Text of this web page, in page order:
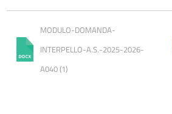
MODULO-DOMANDA-
INTERPELLO-A.S.-2025-2026-
A040 (1)